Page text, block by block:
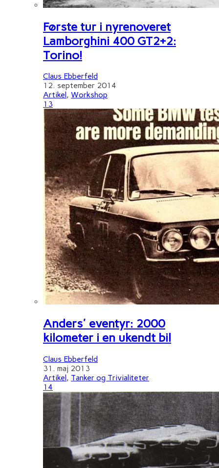
Første tur i nyrenoveret
Lamborghini 400 GT2+2:
Torino!
Claus Ebberfeld
12. september 2014
Artikel , Workshop
13
Anders' eventyr: 2000
kilometer i en ukendt bil
Claus Ebberfeld
31. maj 2013
Artikel , Tanker og Trivialiteter
14